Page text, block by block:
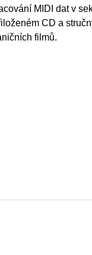
MIDI dat v
CD a
filmů.